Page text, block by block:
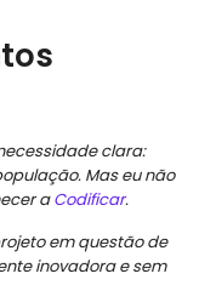
clara:
Mas eu não
aCodificar.
em questão de
inovadora e sem